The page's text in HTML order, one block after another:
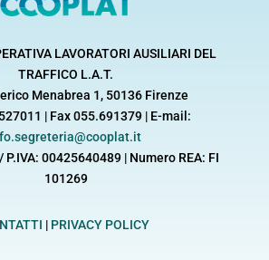
LAVORATORI AUSILIARI DEL
TRAFFICO L.A.T.
Menabrea 1, 50136 Firenze
| Fax 055.691379 | E-mail:
00425640489 | Numero REA: FI
101269
| PRIVACY POLICY